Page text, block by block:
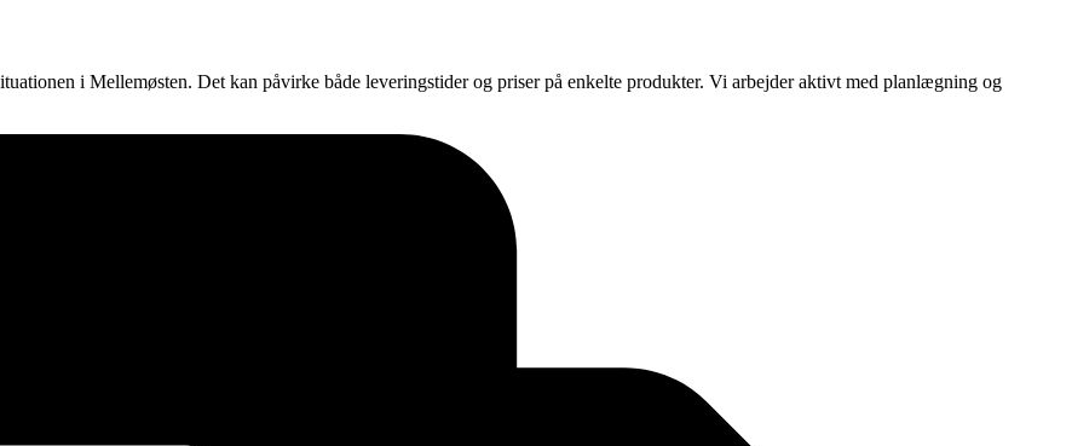
i Mellemøsten. Det kan påvirke både leveringstider og priser på enkelte produkter. Vi arbejder aktivt med planlægning og